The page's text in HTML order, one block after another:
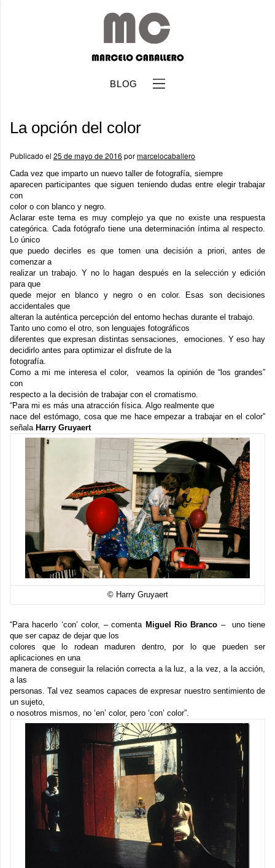
BLOG
La opción del color
Publicado el 25 de mayo de 2016 pormarcelocaballero
Cada vez que imparto un nuevo taller de fotografía, siempre
aparecen participantes que siguen teniendo dudas entre elegir trabajar
con
color o con blanco y negro.
Aclarar este tema es muy complejo ya que no existe una respuesta
categórica. Cada fotógrafo tiene una determinación íntima al respecto.
Lo único
que puedo decirles es que tomen una decisión a priori, antes de
comenzar a
realizar un trabajo. Y no lo hagan después en la selección y edición
para que
quede mejor en blanco y negro o en color. Esas son decisiones
accidentales que
alteran la auténtica percepción del entorno hechas durante el trabajo.
Tanto uno como el otro, son lenguajes fotográficos
diferentes que expresan distintas sensaciones, emociones. Y eso hay
decidirlo antes para optimizar el disfrute de la
fotografía.
Como a mi me interesa el color, veamos la opinión de “los grandes”
con
respecto a la decisión de trabajar con el cromatismo.
“Para mi es más una atracción física. Algo realmente que
nace del estómago, cosa que me hace empezar a trabajar en el color”
señala Harry Gruyaert
© Harry Gruyaert
“Para hacerlo ‘con’ color, – comenta Miguel Rio Branco – uno tiene
que ser capaz de dejar que los
colores que lo rodean maduren dentro, por lo que pueden ser
aplicaciones en una
manera de conseguir la relación correcta a la luz, a la vez, a la acción,
a las
personas. Tal vez seamos capaces de expresar nuestro sentimiento de
un sujeto,
o nosotros mismos, no ‘en’ color, pero ‘con’ color”.